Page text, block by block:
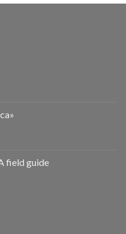
field guide